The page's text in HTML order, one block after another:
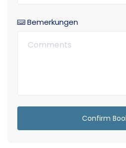
Bemerkungen